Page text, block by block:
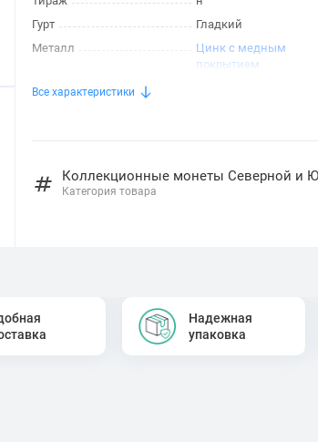
Гурт
Гладкий
Металл
Цинк с медным
покрытием
Все характеристики
Коллекционные монеты Северной и
Категория товара
Надежная
упаковка